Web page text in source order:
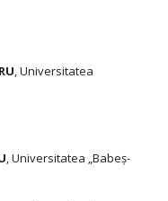
, Universitatea
, Universitatea „Babeş-